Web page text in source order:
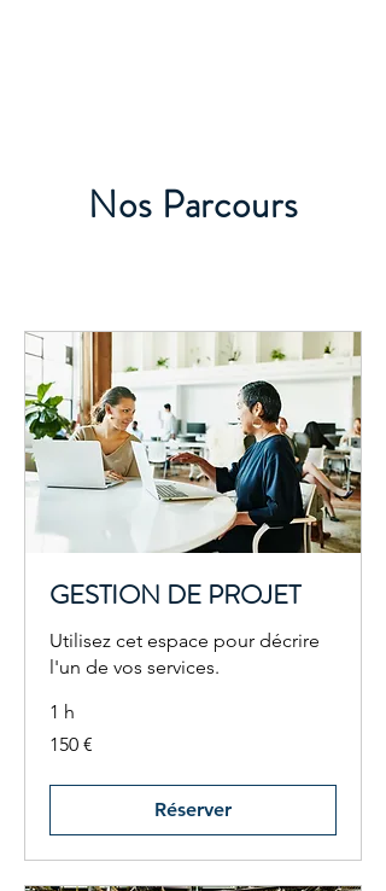
Nos Parcours
GESTION DE PROJET
Utilisez cet espace pour décrire
l'un de vos services.
1 h
150
euros
150 €
Réserver